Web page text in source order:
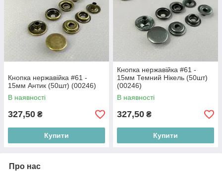
Кнопка нержавійка #61 -
15мм Антик (50шт) (00246)
В наявності
327,50 ₴
Купити
Кнопка нержавійка #61 -
15мм Темний Нікель (50шт)
(00246)
В наявності
327,50 ₴
Купити
Про нас